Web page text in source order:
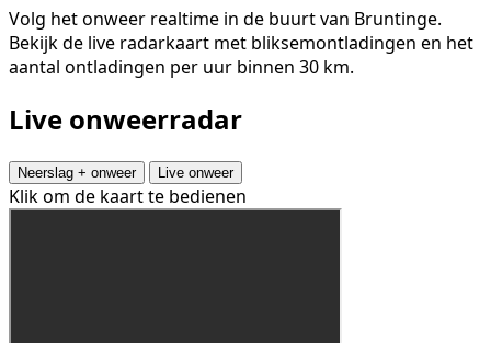
Volg het onweer realtime in de buurt van Bruntinge.
Bekijk de live radarkaart met bliksemontladingen en het
aantal ontladingen per uur binnen 30 km.
Live onweerradar
Neerslag + onweer Live onweer
Klik om de kaart te bedienen